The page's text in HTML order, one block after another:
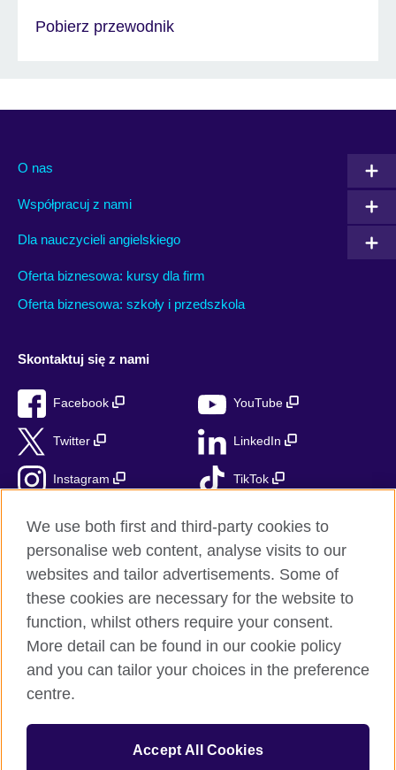
Pobierz przewodnik
O nas
Współpracuj z nami
Dla nauczycieli angielskiego
Oferta biznesowa: kursy dla firm
Oferta biznesowa: szkoły i przedszkola
Skontaktuj się z nami
Facebook YouTube
Twitter LinkedIn
Instagram TikTok
British Council globalnie
Prywatność i warunki użytkowania
Mapa strony
© 2026 British Council
British Council jest międzynarodową organizacją reprezentującą
We use both first and third-party cookies to
personalise web content, analyse visits to our
websites and tailor advertisements. Some of
these cookies are necessary for the website to
function, whilst others require your consent.
More detail can be found in our cookie policy
and you can tailor your choices in the preference
centre.
Accept All Cookies